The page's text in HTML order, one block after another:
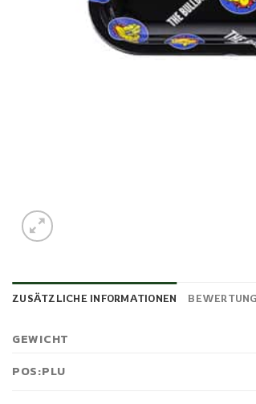
ZUSÄTZLICHE INFORMATIONEN
GEWICHT
POS:PLU